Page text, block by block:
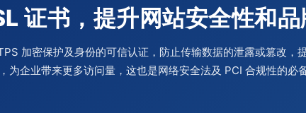
证书，提升网站安全性和
加密保护及身份的可信认证，防止传输数据的泄露或篡改，
为企业带来更多访问量，这也是网络安全法及 PCI 合规性的必备